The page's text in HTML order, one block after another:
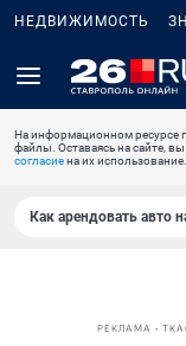
НЕДВИЖИМОСТЬ
На информационном ресурсе
файлы. Оставаясь на сайте,
согласиена их использование.
Как арендовать авто
РЕКЛАМА •